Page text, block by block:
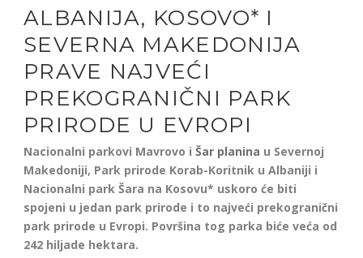
ALBANIJA, KOSOVO* I
SEVERNA MAKEDONIJA
PRAVE NAJVEĆI
PREKOGRANIČNI PARK
PRIRODE U EVROPI
Nacionalni parkovi Mavrovo i Šar planina u Severnoj
Makedoniji, Park prirode Korab-Koritnik u Albaniji i
Nacionalni park Šara na Kosovu* uskoro će biti
spojeni u jedan park prirode i to najveći prekogranični
park prirode u Evropi. Površina tog parka biće veća od
242 hiljade hektara.